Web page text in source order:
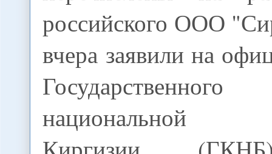
российского ООО
вчера заявили на
национальной